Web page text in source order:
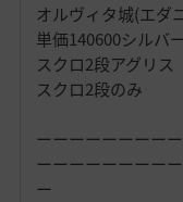
オルヴィタ城(エ
単価140600シルバ
スクロ2段アグリ
スクロ2段のみ
ーーーーーーーー
ーーーーーーーー
ー